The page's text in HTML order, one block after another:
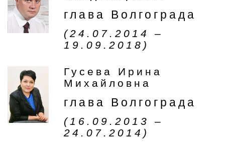
глава Волгограда
(24.07.2014 –
19.09.2018)
Гусева Ирина
Михайловна
глава Волгограда
(16.09.2013 –
24.07.2014)